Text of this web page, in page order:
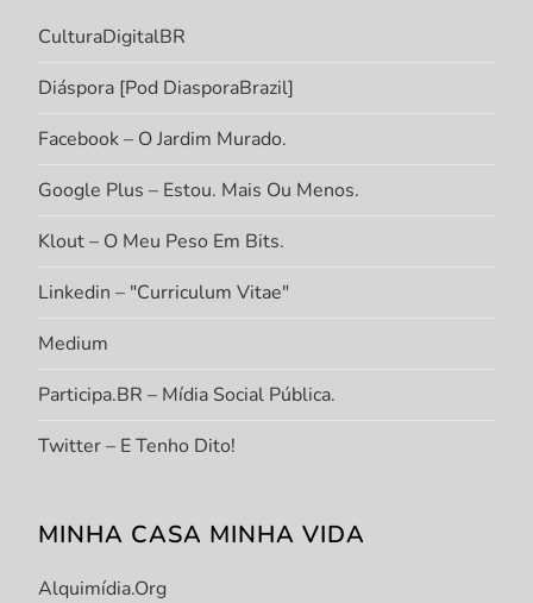
CulturaDigitalBR
Diáspora [Pod DiasporaBrazil]
Facebook – O Jardim Murado.
Google Plus – Estou. Mais Ou Menos.
Klout – O Meu Peso Em Bits.
Linkedin – "Curriculum Vitae"
Medium
Participa.BR – Mídia Social Pública.
Twitter – E Tenho Dito!
MINHA CASA MINHA VIDA
Alquimídia.org